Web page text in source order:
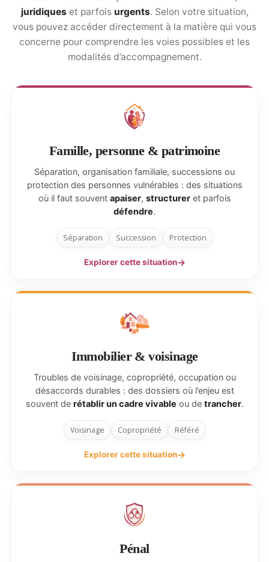
juridiques et parfois urgents. Selon votre situation,
vous pouvez accéder directement à la matière qui vous
concerne pour comprendre les voies possibles et les
modalités d’accompagnement.
Famille, personne & patrimoine
Séparation, organisation familiale, successions ou
protection des personnes vulnérables : des situations
où il faut souvent apaiser, structureret parfois
défendre.
Séparation Succession Protection
Explorer cette situation
Immobilier & voisinage
Troubles de voisinage, copropriété, occupation ou
désaccords durables : des dossiers où l’enjeu est
souvent de rétablir un cadre vivable ou de trancher.
Voisinage Copropriété Référé
Explorer cette situation
Pénal